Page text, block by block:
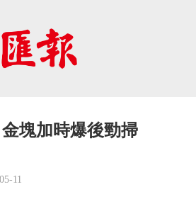
金塊加時爆後勁掃
11